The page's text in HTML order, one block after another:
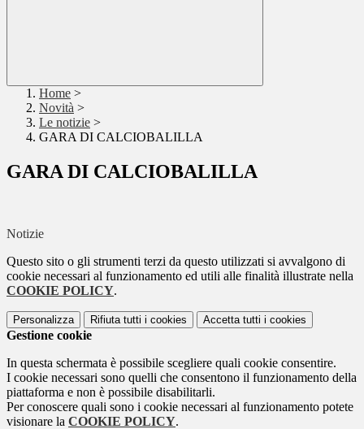
Home >
Novità >
Le notizie >
GARA DI CALCIOBALILLA
GARA DI CALCIOBALILLA
Notizie
Questo sito o gli strumenti terzi da questo utilizzati si avvalgono di
cookie necessari al funzionamento ed utili alle finalità illustrate nella
COOKIE POLICY.
Personalizza Rifiuta tutti i cookies Accetta tutti i cookies
Gestione cookie
In questa schermata è possibile scegliere quali cookie consentire.
I cookie necessari sono quelli che consentono il funzionamento della
piattaforma e non è possibile disabilitarli.
Per conoscere quali sono i cookie necessari al funzionamento potete
visionare la COOKIE POLICY.